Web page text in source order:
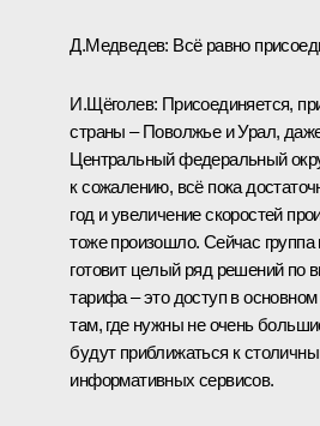
Д.Медведев: Всё равно
И.Щёголев: Присоединяется,
страны – Поволжье и Урал,
Центральный федеральный
к сожалению, всё пока
год и увеличение скоростей
тоже произошло. Сейчас
готовит целый ряд решений по
тарифа – это доступ в
там, где нужны не очень
будут приближаться к
информативных сервисов.